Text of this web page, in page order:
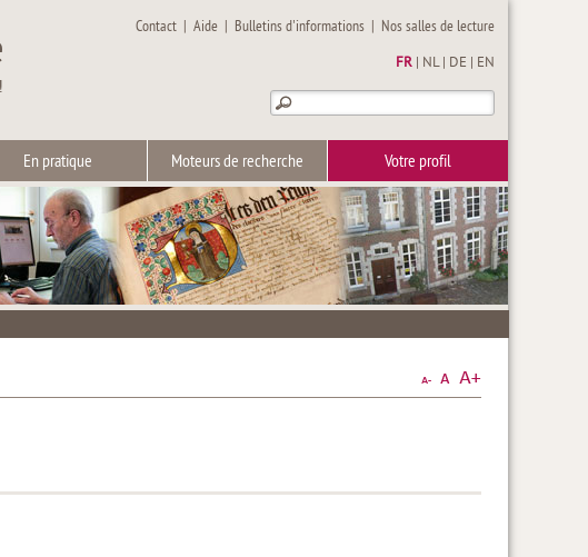
Contact |Aide | Bulletins d'informations | Nos salles de lecture
FR NL| DE EN
En pratique Moteurs de recherche Votre profil